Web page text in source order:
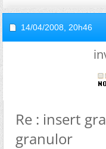
14/04/2008, 20h46
Re : insert
granulor